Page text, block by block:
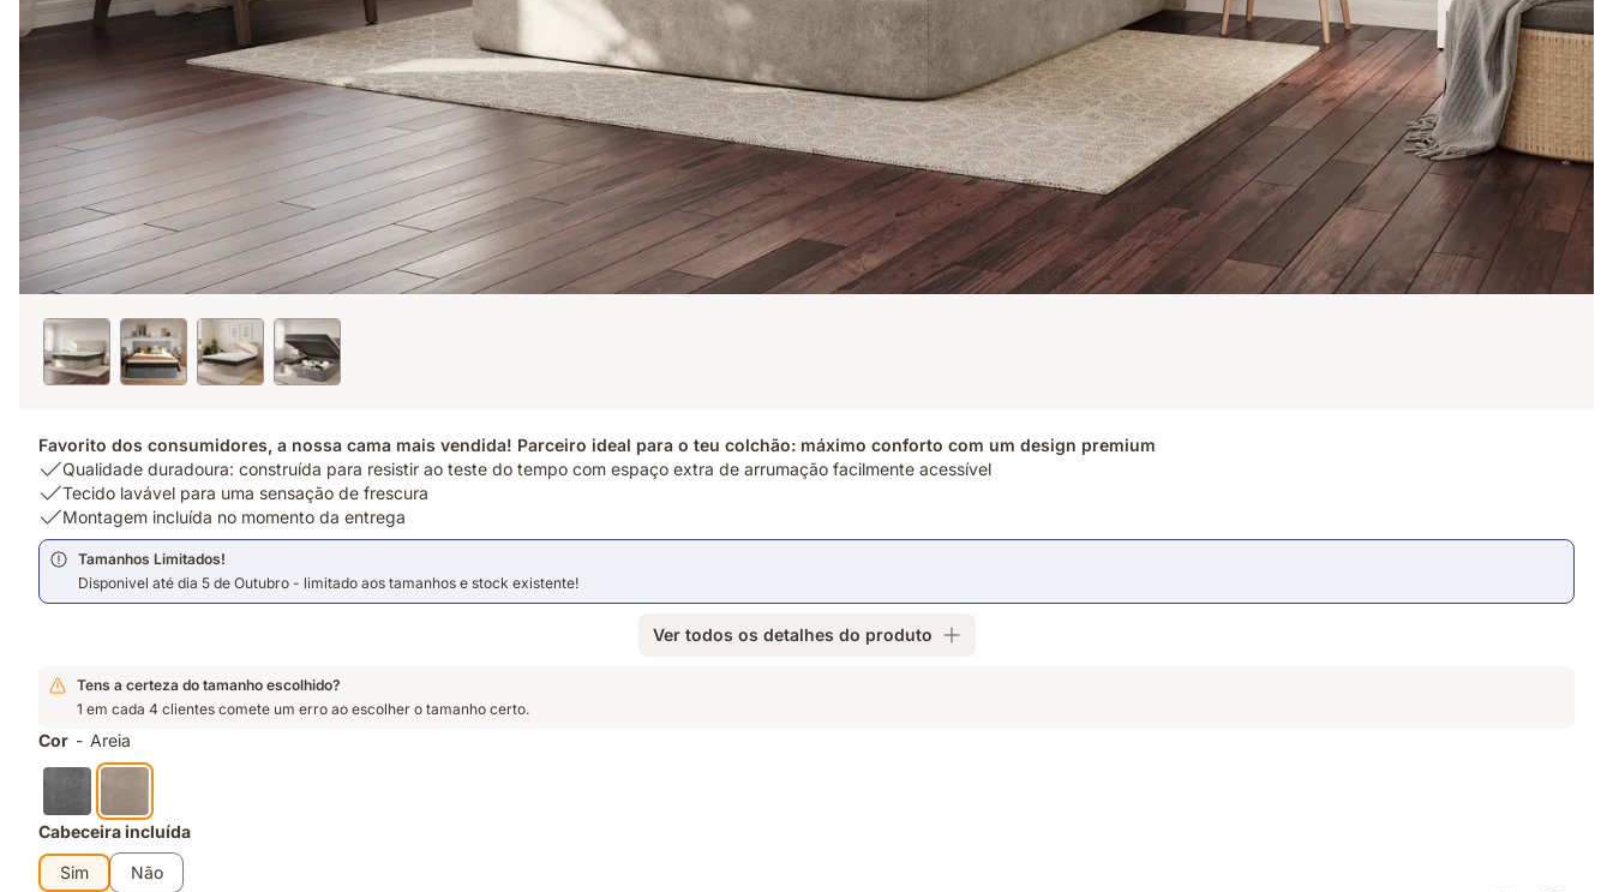
Favorito dos consumidores, a nossa cama mais vendida! Parceiro ideal para o teu colchão: máximo conforto com um design premium
USP
1:
Qualidade
duradoura:
construída
do
tempo
com
arrumação
facilmente
acessível
Qualidade duradoura: construída para resistir ao teste do tempo com espaço extra de arrumação facilmente acessível
USP
2:
Tecido
lavável
frescura
Tecido lavável para uma sensação de frescura
USP
3:
Montagem
incluída
entrega
Montagem incluída no momento da entrega
Tamanhos Limitados!
Disponivel até dia 5 de Outubro - limitado aos tamanhos e stock existente!
Ver todos os detalhes do produto
Complementos
Tens a certeza do tamanho escolhido?
1 em cada 4 clientes comete um erro ao escolher o tamanho certo.
Cor - Areia
Cabeceira incluída
Sim
Não